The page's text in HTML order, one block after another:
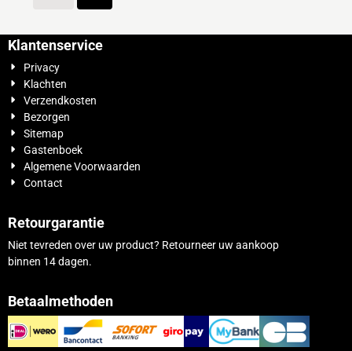
Klantenservice
Privacy
Klachten
Verzendkosten
Bezorgen
Sitemap
Gastenboek
Algemene Voorwaarden
Contact
Retourgarantie
Niet tevreden over uw product? Retourneer uw aankoop
binnen 14 dagen.
Betaalmethoden